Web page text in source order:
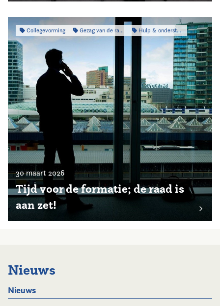
Collegevorming Gezag van de raad Hulp & ondersteuning
30 maart 2026
Tijd voor de formatie; de raad is
aan zet!
Nieuws
Nieuws